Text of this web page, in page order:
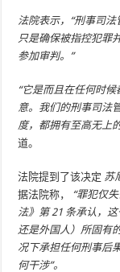
法院表示，“刑事司法
只是确保被指控犯罪
参加审判。”
“它是而且在任何时
意。我们的刑事司法
度，都拥有至高无上
道。
法院提到了该决定 苏
据法院称， “罪犯仅
法》第 21 条承认，
还是外国人）所固有
况下承担任何刑事后
何干涉”。